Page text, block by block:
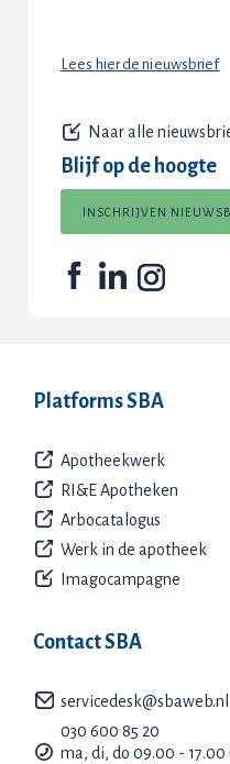
Lees hier de nieuwsbrief
Naar alle
Blijf op de hoogte
INSCHRIJVEN
Platforms SBA
Apotheekwerk
RI&E Apotheken
Arbocatalogus
Werk in de apotheek
Imagocampagne
Contact SBA
servicedesk@sbaweb.nl
030 600 85 20
ma, di, do 09.00 - 17.00